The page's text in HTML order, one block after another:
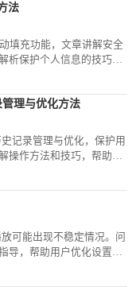
法
填充功能，文章讲解安全
析保护个人信息的技巧，
理与优化方法
记录管理与优化，保护用
操作方法和技巧，帮助用
可能出现不稳定情况。问
导，帮助用户优化设置，